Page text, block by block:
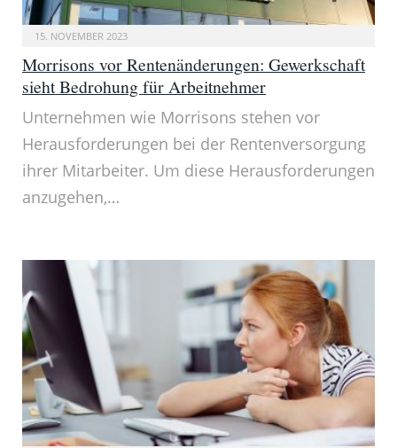
15. NOVEMBER 2023
Morrisons vor Rentenänderungen: Gewerkschaft
sieht Bedrohung für Arbeitnehmer
Unternehmen wie Morrisons stehen vor
Herausforderungen bei der Rentenversorgung
ihrer Mitarbeiter. Um diese Herausforderungen
anzugehen,…